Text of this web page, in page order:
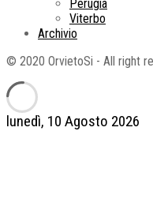
lunedì, 10 Agosto 2026
Perugia
Viterbo
Archivio
© 2020 OrvietoSi - All right